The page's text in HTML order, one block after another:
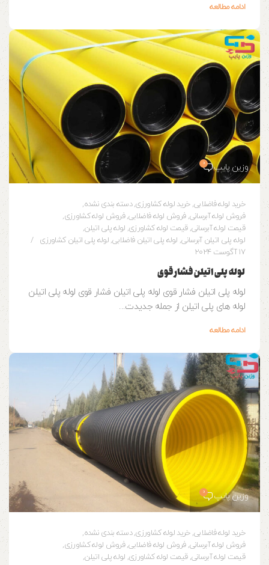
ادامه مطالعه
وزین پایپ 0
خرید لوله فاضلابی,خرید لوله کشاورزی,دسته بندی نشده,
فروش لوله آبرسانی,فروش لوله فاضلابی,فروش لوله کشاورزی,
قیمت لوله آبرسانی,قیمت لوله کشاورزی, لوله پلی اتیلن,
لوله پلی اتیلن آبرسانی, لوله پلی اتیلن فاضلابی,لوله پلی اتیلن کشاورزی
17 آگوست 2024
لوله پلی اتیلن فشار قوی
لوله پلی اتیلن فشار قوی لوله پلی اتیلن فشار قوی لوله پلی اتیلن
لوله های پلی اتیلن از جمله جدیدت...
ادامه مطالعه
وزین پایپ 0
خرید لوله فاضلابی,خرید لوله کشاورزی,دسته بندی نشده,
فروش لوله آبرسانی,فروش لوله فاضلابی,فروش لوله کشاورزی,
قیمت لوله آبرسانی,قیمت لوله کشاورزی, لوله پلی اتیلن,